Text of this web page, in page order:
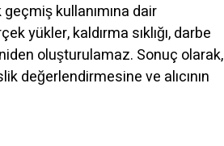
kullanımına dair
yükler, kaldırma sıklığı, darbe
oluşturulamaz. Sonuç olarak,
değerlendirmesine ve alıcının